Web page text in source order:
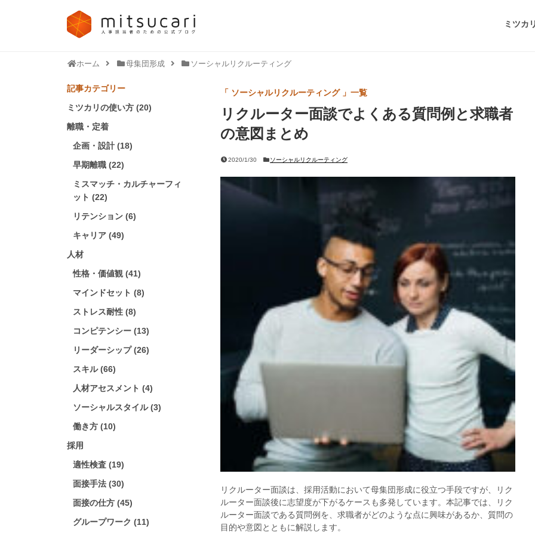
ミツカ
ホーム 母集団形成 ソーシャルリクルーティング
記事カテゴリー
ミツカリの使い方 (20)
離職・定着
企画・設計 (18)
早期離職 (22)
ミスマッチ・カルチャーフィ
ット (22)
リテンション (6)
キャリア (49)
人材
性格・価値観 (41)
マインドセット (8)
ストレス耐性 (8)
コンピテンシー (13)
リーダーシップ (26)
スキル (66)
人材アセスメント (4)
ソーシャルスタイル (3)
働き方 (10)
採用
適性検査 (19)
面接手法 (30)
面接の仕方 (45)
グループワーク (11)
「 ソーシャルリクルーティング 」一覧
リクルーター面談でよくある質問例と求職者
の意図まとめ
2020/1/30 ソーシャルリクルーティング
リクルーター面談は、採用活動において母集団形成に役立つ手段ですが、リク
ルーター面談後に志望度が下がるケースも多発しています。本記事では、リク
ルーター面談である質問例を、求職者がどのような点に興味があるか、質問の
目的や意図とともに解説します。